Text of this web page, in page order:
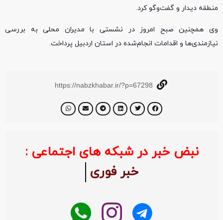
منطقه دیدار و گفت‌وگو کرد.
وی همچنین صبح امروز در نشستی با مدیران محلی به بررسی
نیازمندی‌ها و اقدامات انجام‌شده در استان اردبیل پرداخت.
https://nabzkhabar.ir/?p=67298
نبض خبر در شبکه های اجتماعی :
خبر فوری